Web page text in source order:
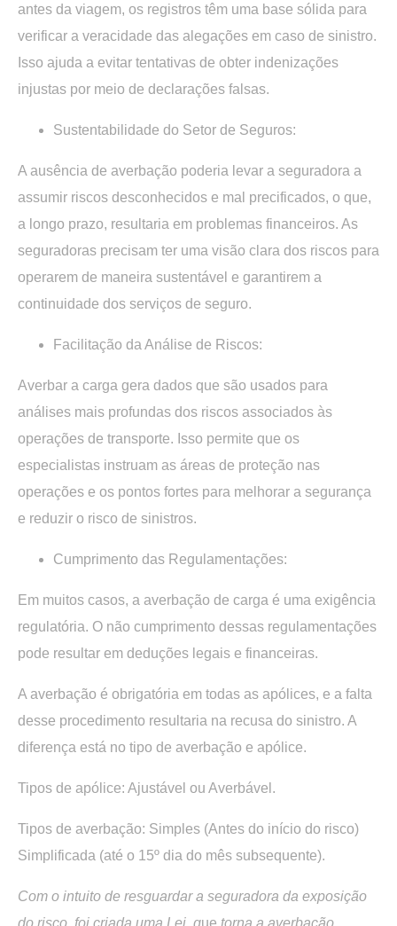
antes da viagem, os registros têm uma base sólida para
verificar a veracidade das alegações em caso de sinistro.
Isso ajuda a evitar tentativas de obter indenizações
injustas por meio de declarações falsas.
Sustentabilidade do Setor de Seguros:
A ausência de averbação poderia levar a seguradora a
assumir riscos desconhecidos e mal precificados, o que,
a longo prazo, resultaria em problemas financeiros. As
seguradoras precisam ter uma visão clara dos riscos para
operarem de maneira sustentável e garantirem a
continuidade dos serviços de seguro.
Facilitação da Análise de Riscos:
Averbar a carga gera dados que são usados ​​para
análises mais profundas dos riscos associados às
operações de transporte. Isso permite que os
especialistas instruam as áreas de proteção nas
operações e os pontos fortes para melhorar a segurança
e reduzir o risco de sinistros.
Cumprimento das Regulamentações:
Em muitos casos, a averbação de carga é uma exigência
regulatória. O não cumprimento dessas regulamentações
pode resultar em deduções legais e financeiras.
A averbação é obrigatória em todas as apólices, e a falta
desse procedimento resultaria na recusa do sinistro. A
diferença está no tipo de averbação e apólice.
Tipos de apólice: Ajustável ou Averbável.
Tipos de averbação: Simples (Antes do início do risco)
Simplificada (até o 15º dia do mês subsequente).
Com o intuito de resguardar a seguradora da exposição
do risco, foi criada uma Lei, que torna a averbação